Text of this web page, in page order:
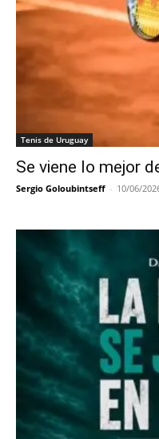
Tenis de Uruguay
Se viene lo mejor
Sergio Goloubintseff - 10/06/